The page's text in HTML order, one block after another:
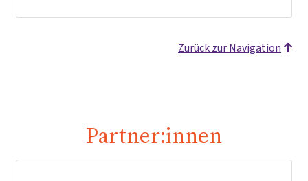
Zurück zur Navigation
Partner:innen